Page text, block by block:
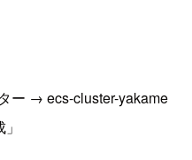
ー → ecs-cluster-yakame